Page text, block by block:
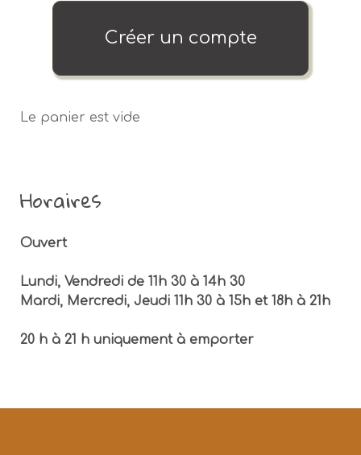
Créer un compte
Le panier est vide
Horaires
Ouvert
Lundi, Vendredi de 11h 30 à 14h 30
Mardi, Mercredi, Jeudi 11h 30 à 15h et 18h à 21h
20 h à 21 h uniquement à emporter